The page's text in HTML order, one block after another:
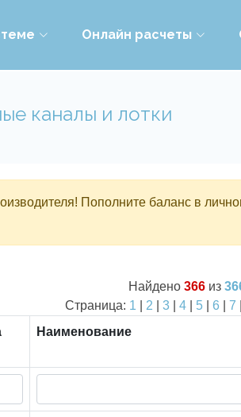
Онлайн расчеты
каналы и лотки
Пополните баланс в
Найдено 366 из
Страница: 1 2 3| 4| 5| 6 7
Наименование